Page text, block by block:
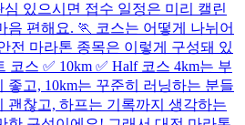
있으시면 접수 일정은 미리 캘린
음 편해요. 🏃 코스는 어떻게 나뉘어
전 마라톤 종목은 이렇게 구성돼 있
코스 ✅ 10km ✅ Half 코스 4km는 부
좋고, 10km는 꾸준히 러닝하는 분들
괜찮고, 하프는 기록까지 생각하는